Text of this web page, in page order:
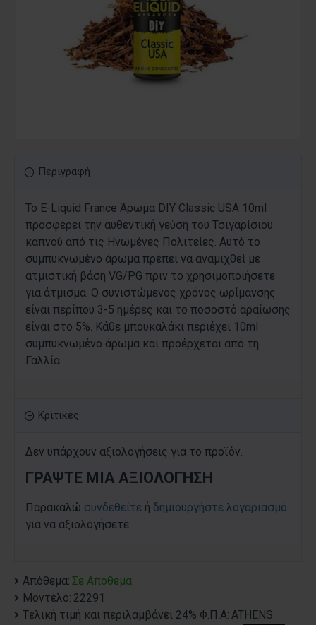
Περιγραφή
Το E-Liquid France Άρωμα DIY Classic USA 10ml
προσφέρει την αυθεντική γεύση του Τσιγαρίσιου
καπνού από τις Ηνωμένες Πολιτείες. Αυτό το
συμπυκνωμένο άρωμα πρέπει να αναμιχθεί με
ατμιστική βάση VG/PG πριν το χρησιμοποιήσετε
για άτμισμα. Ο συνιστώμενος χρόνος ωρίμανσης
είναι περίπου 3-5 ημέρες και το ποσοστό αραίωσης
είναι στο 5%. Κάθε μπουκαλάκι περιέχει 10ml
συμπυκνωμένο άρωμα και προέρχεται από τη
Γαλλία.
Κριτικές
Δεν υπάρχουν αξιολογήσεις για το προϊόν.
ΓΡΆΨΤΕ ΜΙΑ ΑΞΙΟΛΌΓΗΣΗ
Παρακαλώ συνδεθείτε ή δημιουργήστε λογαριασμό
για να αξιολογήσετε
Απόθεμα: Σε Απόθεμα
Μοντέλο: 22291
Tελική τιμή και περιλαμβάνει 24% Φ.Π.Α: ATHENS